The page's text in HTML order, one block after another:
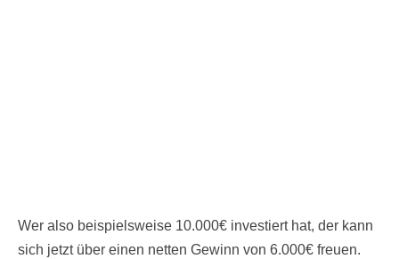
Wer also beispielsweise 10.000€ investiert hat, der kann
sich jetzt über einen netten Gewinn von 6.000€ freuen.